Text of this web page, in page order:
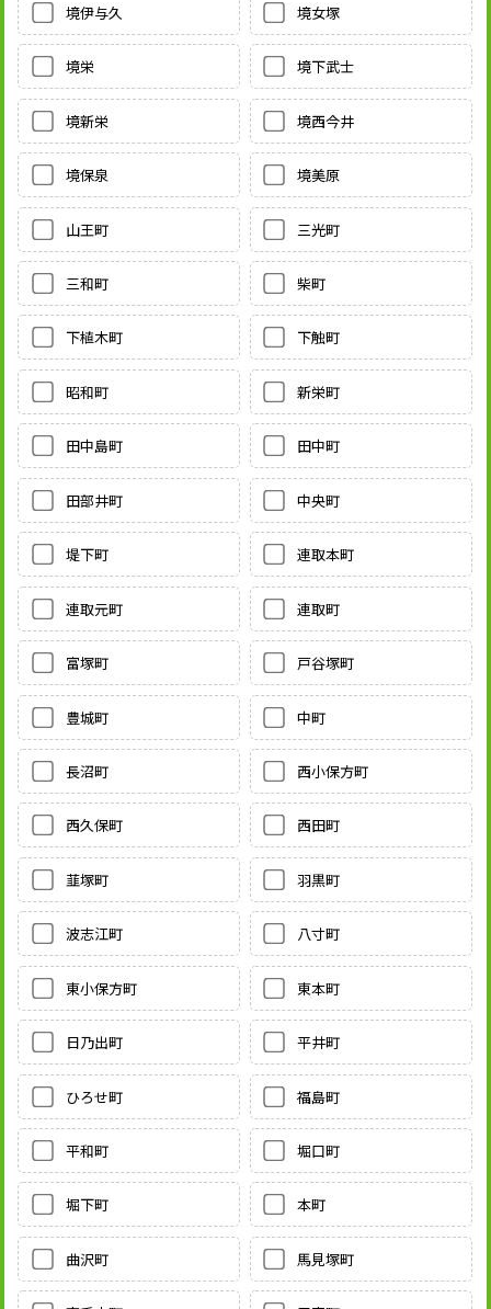
境伊与久 境女塚
境栄 境下武士
境新栄 境西今井
境保泉 境美原
山王町 三光町
三和町 柴町
下植木町 下触町
昭和町 新栄町
田中島町 田中町
田部井町 中央町
堤下町 連取本町
連取元町 連取町
富塚町 戸谷塚町
豊城町 中町
長沼町 西小保方町
西久保町 西田町
韮塚町 羽黒町
波志江町 八寸町
東小保方町 東本町
日乃出町 平井町
ひろせ町 福島町
平和町 堀口町
堀下町 本町
曲沢町 馬見塚町